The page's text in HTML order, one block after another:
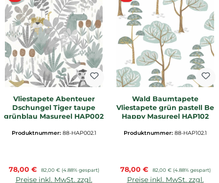
Vliestapete Abenteuer
Dschungel Tiger taupe
grünblau Masureel HAP002
Produktnummer: 88-HAP002.1
Verkaufspreis:
78,00 € Regulärer Preis:
82,00 € (4.88% gespart)
Preise inkl. MwSt. zzgl.
Wald Baumtapete
Vliestapete grün pastell Be
Happy Masureel HAP102
Produktnummer: 88-HAP102.1
Verkaufspreis:
78,00 € Regulärer Preis:
82,00 € (4.88% gespart)
Preise inkl. MwSt. zzgl.